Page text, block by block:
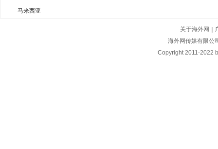
马来西亚
关于海外网
海外网传媒有限公
Copyright2011-2022